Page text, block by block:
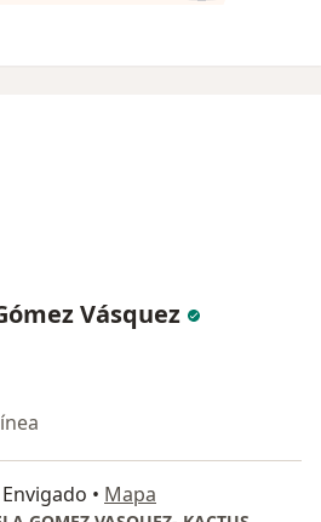
Vásquez
• Mapa